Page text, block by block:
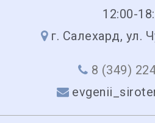
12:00-
г. Салехард, ул.
8 (349)